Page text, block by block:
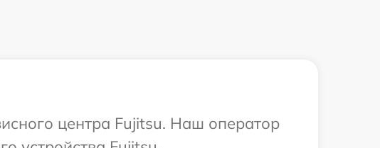
центра Fujitsu. Наш оператор